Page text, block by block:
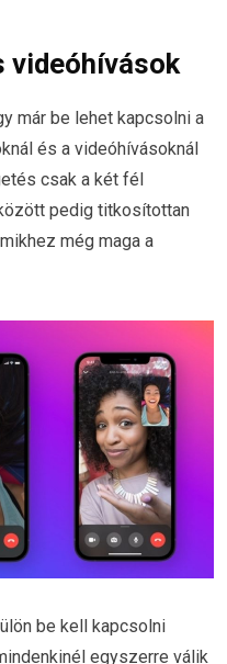
már be lehet kapcsolni a
és a videóhívásoknál
csak a két fél
pedig titkosítottan
még maga a
be kell kapcsolni
egyszerre válik